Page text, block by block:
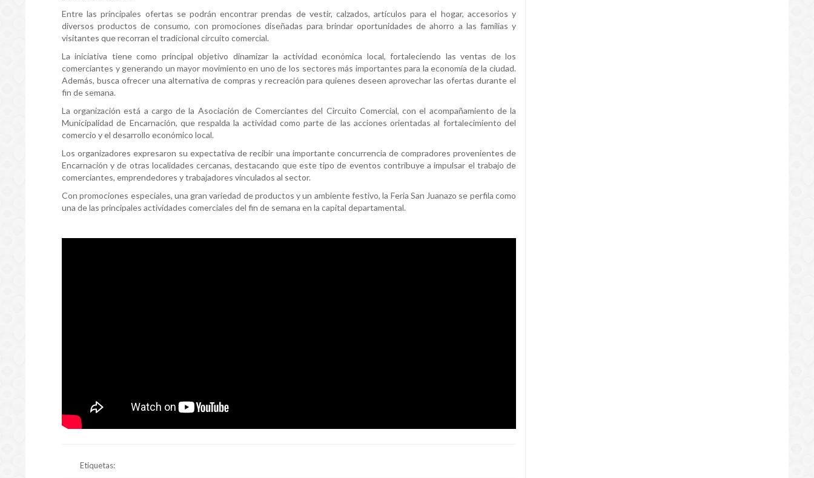
Entre las principales ofertas se podrán encontrar prendas de vestir, calzados, artículos para el hogar, accesorios y
diversos productos de consumo, con promociones diseñadas para brindar oportunidades de ahorro a las familias y
visitantes que recorran el tradicional circuito comercial.
La iniciativa tiene como principal objetivo dinamizar la actividad económica local, fortaleciendo las ventas de los
comerciantes y generando un mayor movimiento en uno de los sectores más importantes para la economía de la ciudad.
Además, busca ofrecer una alternativa de compras y recreación para quienes deseen aprovechar las ofertas durante el
fin de semana.
La organización está a cargo de la Asociación de Comerciantes del Circuito Comercial, con el acompañamiento de la
Municipalidad de Encarnación, que respalda la actividad como parte de las acciones orientadas al fortalecimiento del
comercio y el desarrollo económico local.
Los organizadores expresaron su expectativa de recibir una importante concurrencia de compradores provenientes de
Encarnación y de otras localidades cercanas, destacando que este tipo de eventos contribuye a impulsar el trabajo de
comerciantes, emprendedores y trabajadores vinculados al sector.
Con promociones especiales, una gran variedad de productos y un ambiente festivo, la Feria San Juanazo se perfila como
una de las principales actividades comerciales del fin de semana en la capital departamental.
Etiquetas: